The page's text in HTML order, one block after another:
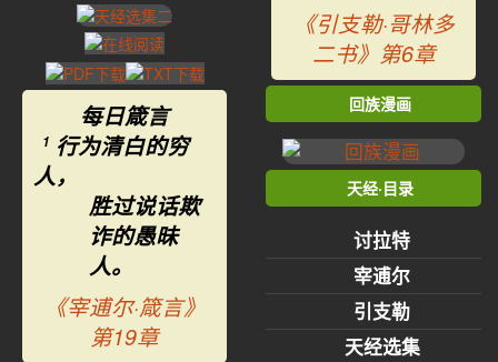
每日箴言
1 行为清白的穷
人，
胜过说话欺
诈的愚昧
人。
《宰逋尔·箴言》
第19章
《引支勒·哥林多
二书》第6章
回族漫画
天经·目录
讨拉特
宰逋尔
引支勒
天经选集